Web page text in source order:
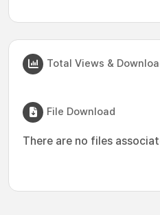
Total Views &
File Download
There are no files